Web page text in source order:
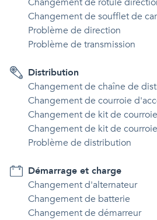
Changement de soufflet de
Problème de direction
Problème de transmission
Distribution
Changement de chaîne de
Changement de courroie
Changement de kit de
Changement de kit de
Problème de distribution
Démarrage et charge
Changement d'alternateur
Changement de batterie
Changement de démarreur